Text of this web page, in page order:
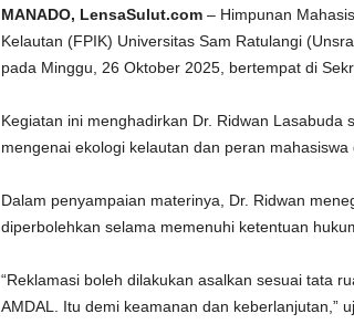
MANADO, LensaSulut.com– Himpunan
Kelautan (FPIK) Universitas Sam Ratulangi
pada Minggu, 26 Oktober 2025, bertempat di
Kegiatan ini menghadirkan Dr. Ridwan
mengenai ekologi kelautan dan peran
Dalam penyampaian materinya, Dr. Ridwan
diperbolehkan selama memenuhi ketentuan
“Reklamasi boleh dilakukan asalkan sesuai tata
AMDAL. Itu demi keamanan dan keberlanjutan,”